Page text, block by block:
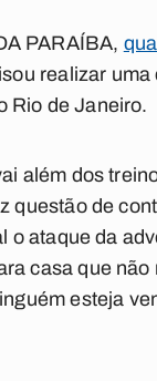
PARAÍBA,
realizar uma
Rio de Janeiro.
além dos
questão de
o ataque da
casa que
esteja